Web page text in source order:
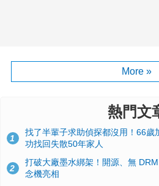
More »
熱門文
1
找了半輩子求助偵探都沒用！66歲
功找回失散50年家人
2
打破大廠墨水綁架！開源、無
念機亮相